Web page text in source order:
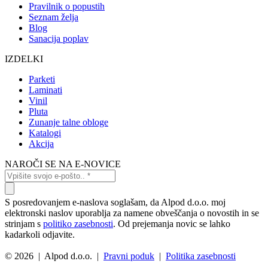
Pravilnik o popustih
Seznam želja
Blog
Sanacija poplav
IZDELKI
Parketi
Laminati
Vinil
Pluta
Zunanje talne obloge
Katalogi
Akcija
NAROČI SE NA E-NOVICE
S posredovanjem e-naslova soglašam, da Alpod d.o.o. moj
elektronski naslov uporablja za namene obveščanja o novostih in se
strinjam s politiko zasebnosti. Od prejemanja novic se lahko
kadarkoli odjavite.
© 2026 | Alpod d.o.o. | Pravni poduk | Politika zasebnosti